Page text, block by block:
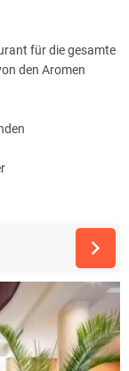
für die gesamte
den Aromen